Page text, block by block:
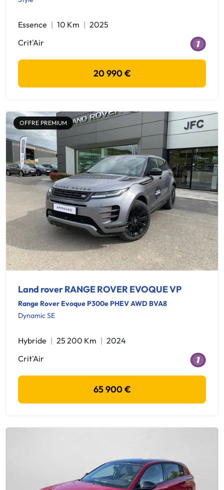
Essence 10 Km
2025
Crit'Air
20 990 €
OFFRE PREMIUM
Land rover RANGE ROVER EVOQUE VP
Range Rover Evoque P300e PHEV AWD BVA8
Dynamic SE
Hybride 25 200 Km
2024
Crit'Air
65 900 €